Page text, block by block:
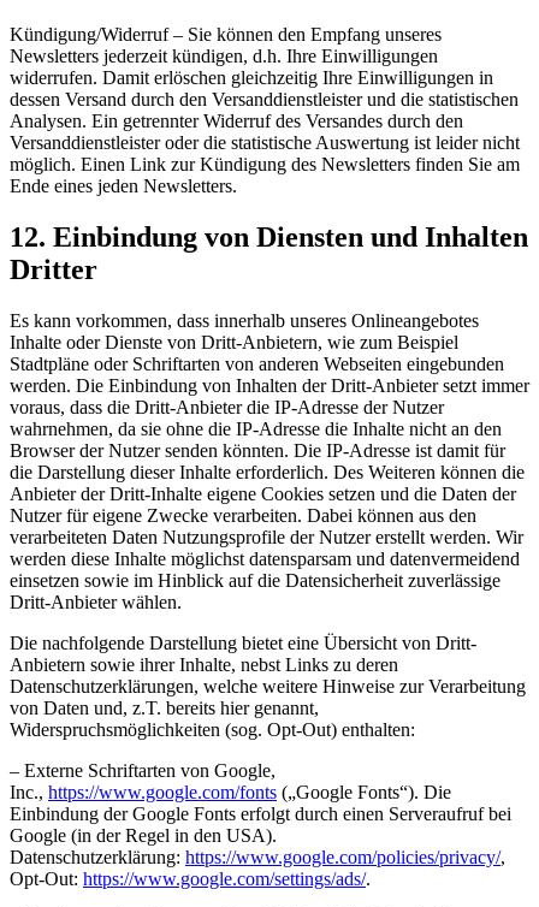
Kündigung/Widerruf – Sie können den Empfang unseres
Newsletters jederzeit kündigen, d.h. Ihre Einwilligungen
widerrufen. Damit erlöschen gleichzeitig Ihre Einwilligungen in
dessen Versand durch den Versanddienstleister und die statistischen
Analysen. Ein getrennter Widerruf des Versandes durch den
Versanddienstleister oder die statistische Auswertung ist leider nicht
möglich. Einen Link zur Kündigung des Newsletters finden Sie am
Ende eines jeden Newsletters.
12. Einbindung von Diensten und Inhalten
Dritter
Es kann vorkommen, dass innerhalb unseres Onlineangebotes
Inhalte oder Dienste von Dritt-Anbietern, wie zum Beispiel
Stadtpläne oder Schriftarten von anderen Webseiten eingebunden
werden. Die Einbindung von Inhalten der Dritt-Anbieter setzt immer
voraus, dass die Dritt-Anbieter die IP-Adresse der Nutzer
wahrnehmen, da sie ohne die IP-Adresse die Inhalte nicht an den
Browser der Nutzer senden könnten. Die IP-Adresse ist damit für
die Darstellung dieser Inhalte erforderlich. Des Weiteren können die
Anbieter der Dritt-Inhalte eigene Cookies setzen und die Daten der
Nutzer für eigene Zwecke verarbeiten. Dabei können aus den
verarbeiteten Daten Nutzungsprofile der Nutzer erstellt werden. Wir
werden diese Inhalte möglichst datensparsam und datenvermeidend
einsetzen sowie im Hinblick auf die Datensicherheit zuverlässige
Dritt-Anbieter wählen.
Die nachfolgende Darstellung bietet eine Übersicht von Dritt-
Anbietern sowie ihrer Inhalte, nebst Links zu deren
Datenschutzerklärungen, welche weitere Hinweise zur Verarbeitung
von Daten und, z.T. bereits hier genannt,
Widerspruchsmöglichkeiten (sog. Opt-Out) enthalten:
– Externe Schriftarten von Google,
Inc., https://www.google.com/fonts („Google Fonts“). Die
Einbindung der Google Fonts erfolgt durch einen Serveraufruf bei
Google (in der Regel in den USA).
Datenschutzerklärung: https://www.google.com/policies/privacy/,
Opt-Out: https://www.google.com/settings/ads/.